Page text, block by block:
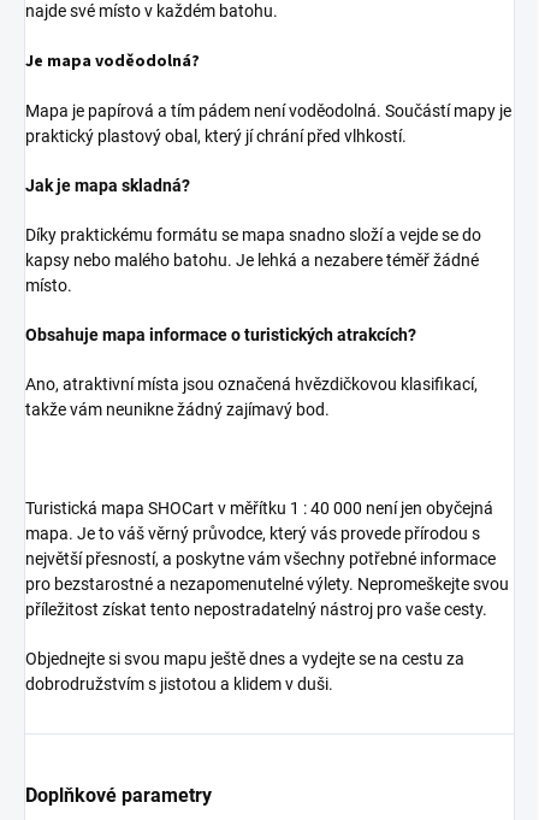
najde své místo v každém batohu.
Je mapa voděodolná?
Mapa je papírová a tím pádem není voděodolná. Součástí mapy je
praktický plastový obal, který jí chrání před vlhkostí.
Jak je mapa skladná?
Díky praktickému formátu se mapa snadno složí a vejde se do
kapsy nebo malého batohu. Je lehká a nezabere téměř žádné
místo.
Obsahuje mapa informace o turistických atrakcích?
Ano, atraktivní místa jsou označená hvězdičkovou klasifikací,
takže vám neunikne žádný zajímavý bod.
Turistická mapa SHOCart v měřítku 1 : 40 000 není jen obyčejná
mapa. Je to váš věrný průvodce, který vás provede přírodou s
největší přesností, a poskytne vám všechny potřebné informace
pro bezstarostné a nezapomenutelné výlety. Nepromeškejte svou
příležitost získat tento nepostradatelný nástroj pro vaše cesty.
Objednejte si svou mapu ještě dnes a vydejte se na cestu za
dobrodružstvím s jistotou a klidem v duši.
Doplňkové parametry